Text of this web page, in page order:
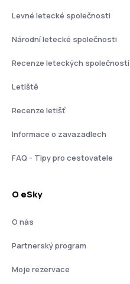
Levné letecké společnosti
Národní letecké společnosti
Recenze leteckých společností
Letiště
Recenze letišť
Informace o zavazadlech
FAQ - Tipy pro cestovatele
O eSky
O nás
Partnerský program
Moje rezervace